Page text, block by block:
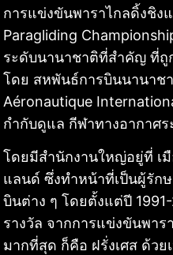
การแข่งขันพาราไกลดิ้งชิง
Paragliding
ระดับนานาชาติที่สำคัญ ที่ถู
โดย สหพันธ์การบินนานาช
Aéronautique
กำกับดูแล กีฬาทางอากาศร
โดยมีสำนักงานใหญ่อยู่ที่ เ
แลนด์ ซึ่งทำหน้าที่เป็นผู้รัก
บินต่าง ๆ โดยตั้งแต่ปี
รางวัล จากการแข่งขันพา
มากที่สุด ก็คือ ฝรั่งเศส ด้วย